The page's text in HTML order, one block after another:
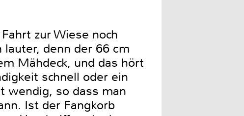
zur Wiese noch
denn der 66 cm
Mähdeck, und das hört
schnell oder ein
wendig, so dass man
Ist der Fangkorb